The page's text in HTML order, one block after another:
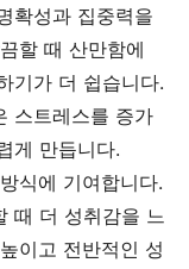
확성과 집중력을
할 때 산만함에
기가 더 쉽습니다.
스트레스를 증가
게 만듭니다.
식에 기여합니다.
때 더 성취감을 느
이고 전반적인 성